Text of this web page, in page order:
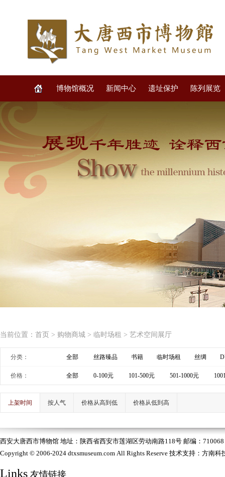
博物馆概况 新闻中心 遗址保护 陈列展览
当前位置： 首页 > 购物商城 > 临时场租 > 艺术空间展厅
分类： 全部 丝路臻品 书籍 临时场租 丝绸
价格： 全部 0-100元 101-500元 501-1000元
上架时间 按人气 价格从高到低 价格从低到高
西安大唐西市博物馆 地址：陕西省西安市莲湖区劳动南路118号 邮编：
Copyright © 2006-2024 dtxsmuseum.com All Rights Reserve 技术支持： 方南科
Links 友情链接